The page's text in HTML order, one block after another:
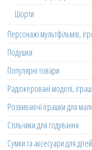
Шорти
Персонажі мультфільмів,
Подушки
Популярні товари
Радіокеровані моделі,
Розвиваючі іграшки для
Стільчики для годування
Сумки та аксесуари для дітей